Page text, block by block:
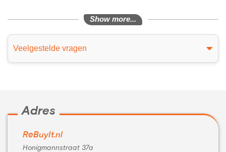
Show more...
Veelgestelde vragen
Adres
ReBuyIt.nl
Honigmannstraat 37a